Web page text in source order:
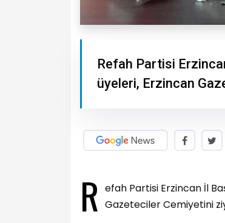
Refah Partisi
üyeleri, Erzincan
R efah Partisi Erzincan İl
Gazeteciler Cemiyetini